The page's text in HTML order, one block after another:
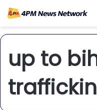
up to